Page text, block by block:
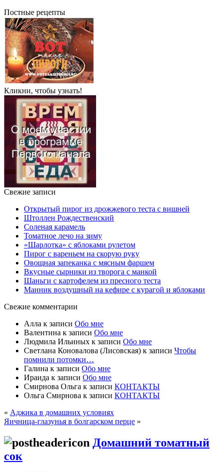
Постные рецепты
Кликни, чтобы узнать!
Свежие записи
Открытый пирог из дрожжевого теста с вишней
Штоллен Рождественский
Соленая карамель
Томатное лечо на зиму
«Шарлотка» с яблоками рулетом
Пирог с вареньем на скорую руку
Овощная запеканка с мясным фаршем
Вкусные сырники из творога с манкой
Шаньги с картофелем из пресного теста
Манник воздушный на кефире с курагой и яблоками
Свежие комментарии
Алла к записи Обо мне
Валентина к записи Обо мне
Людмила Ильиных к записи Обо мне
Светлана Коновалова (Лисовская) к записи Чтобы
помнили потомки…
Галина к записи Обо мне
Ираида к записи Обо мне
Смирнова Ольга к записи КОНТАКТЫ
Ольга Смирнова к записи КОНТАКТЫ
« Аджика в домашних условиях
Яичница-глазунья в болгарском перце »
Домашний томатный
сок